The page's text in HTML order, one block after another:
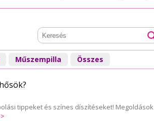
Műszempilla Összes
tippeket és színes díszítéseket!